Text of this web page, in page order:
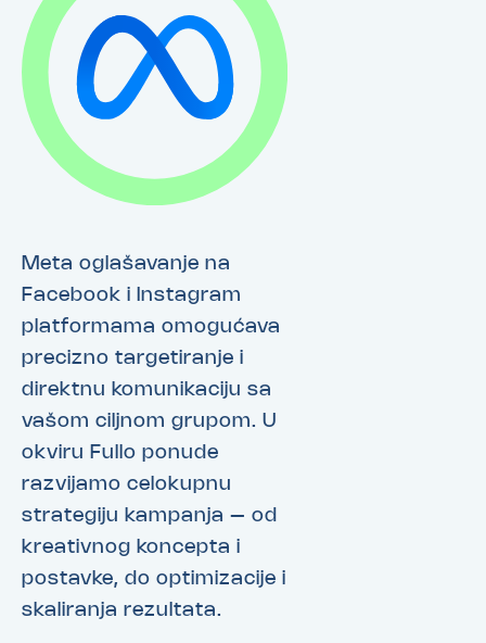
Meta oglašavanje na
Facebook i Instagram
platformama omogućava
precizno targetiranje i
direktnu komunikaciju sa
vašom ciljnom grupom. U
okviru Fullo ponude
razvijamo celokupnu
strategiju kampanja – od
kreativnog koncepta i
postavke, do optimizacije i
skaliranja rezultata.